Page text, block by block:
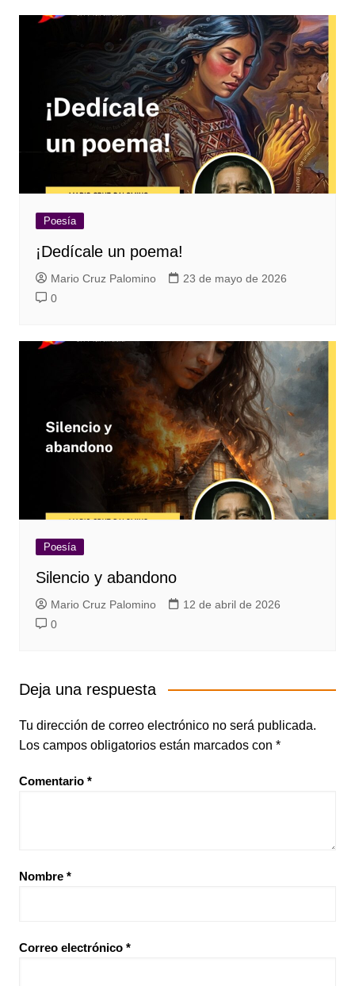
Poesía
¡Dedícale un poema!
Mario Cruz Palomino
23 de mayo de 2026
0
Poesía
Silencio y abandono
Mario Cruz Palomino
12 de abril de 2026
0
Deja una respuesta
Tu dirección de correo electrónico no será publicada.
Los campos obligatorios están marcados con *
Comentario *
Nombre *
Correo electrónico *